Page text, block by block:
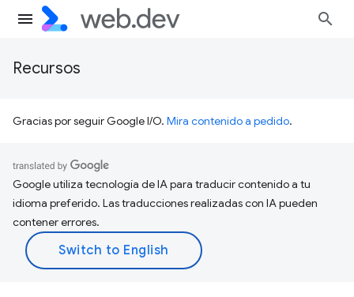
Recursos
Gracias por seguir Google I/O. Mira contenido a pedido.
Google utiliza tecnología de IA para traducir contenido a tu
idioma preferido. Las traducciones realizadas con IA pueden
contener errores.